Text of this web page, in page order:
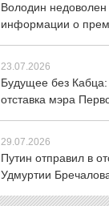
Володин недоволен
информации о
23.07.2026
Будущее без
отставка мэра
29.07.2026
Путин отправил в
Удмуртии